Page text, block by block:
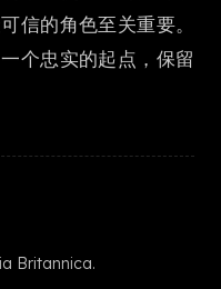
信的角色至关重要。
个忠实的起点，保留
Britannica.